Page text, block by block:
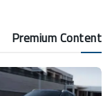
Premium Content